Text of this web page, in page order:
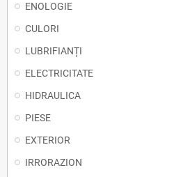
ENOLOGIE
CULORI
LUBRIFIANȚI
ELECTRICITATE
HIDRAULICA
PIESE
EXTERIOR
IRRORAZION